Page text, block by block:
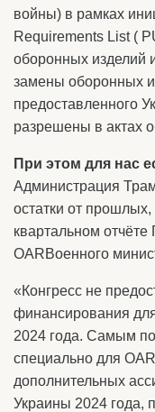
войны) в рамках
Requirements List (
оборонных изделий
замены оборонных
предоставленного
разрешены в актах
При этом для нас
Администрация
остатки от
квартальном отчёте
ОАRВоенного
«Конгресс не
финансирования
2024 года. Самым
специально для
дополнительных
Украины 2024 года,